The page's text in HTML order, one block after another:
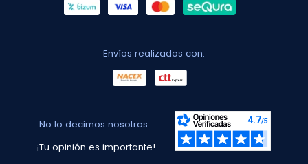
Envíos realizados con:
No lo decimos nosotros...
¡Tu opinión es importante!